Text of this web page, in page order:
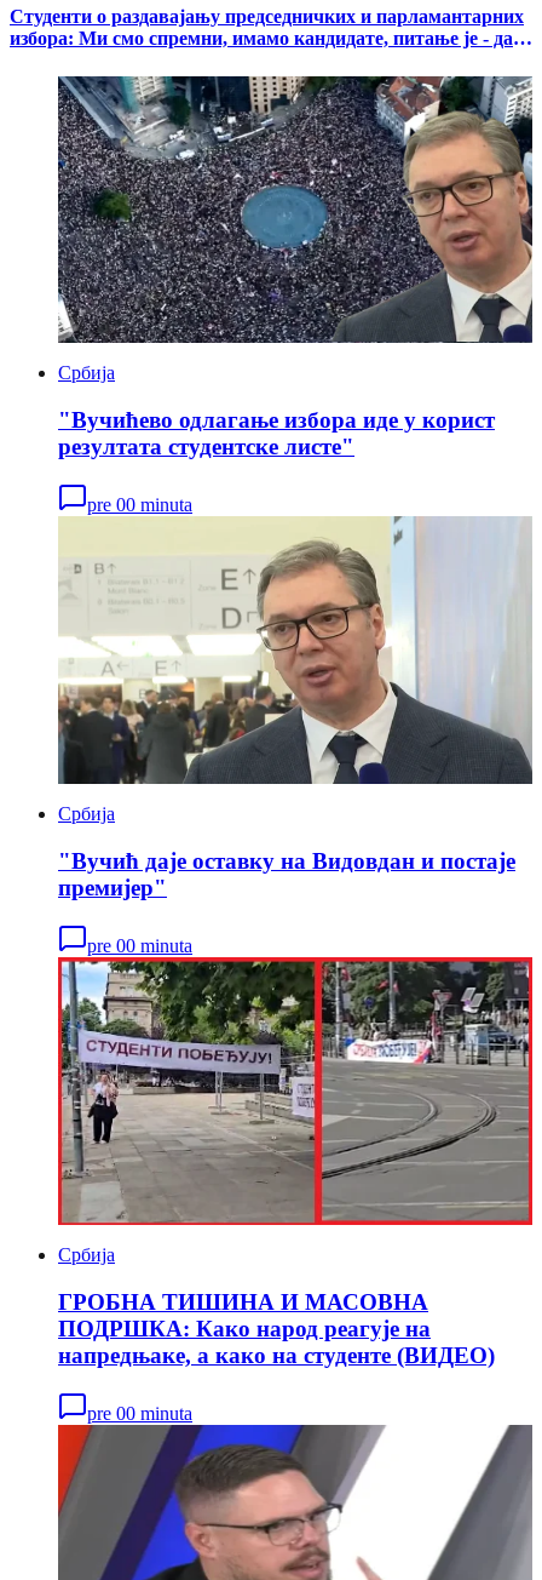
Студенти о раздавајању председничких и парламантарних
избора: Ми смо спремни, имамо кандидате, питање је - да
Србија
"Вучићево одлагање избора иде у корист
резултата студентске листе"
pre 00 minuta
Србија
"Вучић даје оставку на Видовдан и постаје
премијер"
pre 00 minuta
Србија
ГРОБНА ТИШИНА И МАСОВНА
ПОДРШКА: Како народ реагује на
напредњаке, a како на студенте (ВИДЕО)
pre 00 minuta